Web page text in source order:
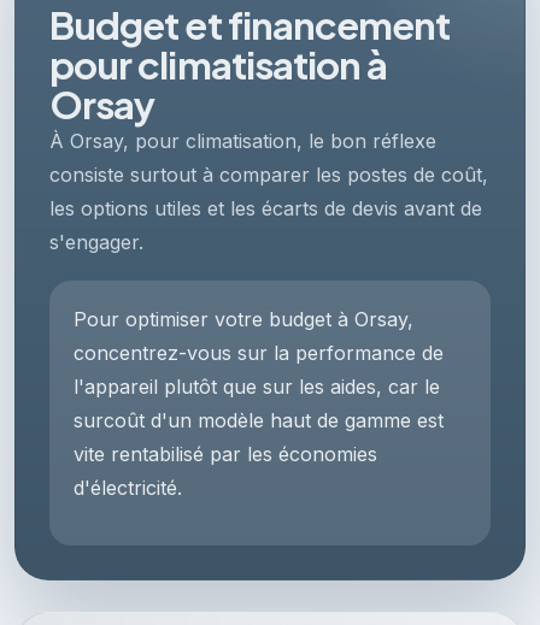
Budget et financement
pour climatisation à
Orsay
À Orsay, pour climatisation, le bon réflexe
consiste surtout à comparer les postes de coût,
les options utiles et les écarts de devis avant de
s'engager.
Pour optimiser votre budget à Orsay,
concentrez-vous sur la performance de
l'appareil plutôt que sur les aides, car le
surcoût d'un modèle haut de gamme est
vite rentabilisé par les économies
d'électricité.